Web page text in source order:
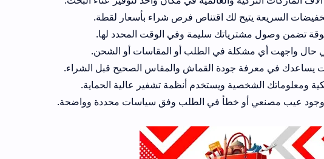
لك اقتناص فرص شراء بأسعار لقطة.
سليمة وفي الوقت المحدد لها.
في الطلب أو المقاسات أو الشحن.
جودة القماش والمقاس الصحيح قبل الشراء.
ويستخدم أنظمة تشفير عالية الحماية.
أو خطأ في الطلب وفق سياسات محددة وواضحة.